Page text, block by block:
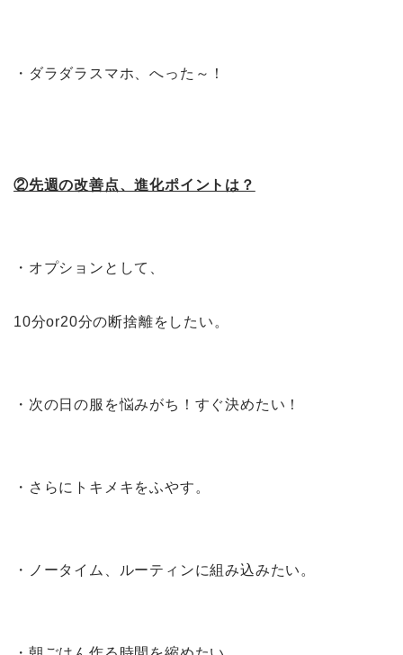
・ダラダラスマホ、へった～！
②先週の改善点、進化ポイントは？
・オプションとして、
10分or20分の断捨離をしたい。
・次の日の服を悩みがち！すぐ決めたい！
・さらにトキメキをふやす。
・ノータイム、ルーティンに組み込みたい。